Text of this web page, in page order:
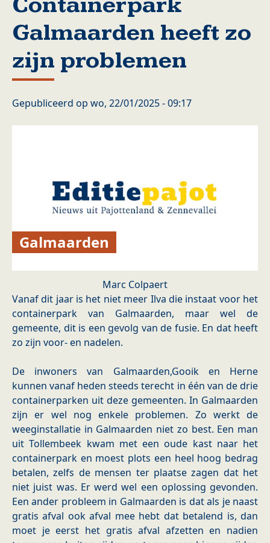
Galmaarden heeft zo
zijn problemen
Gepubliceerd op wo, 22/01/2025 - 09:17
Galmaarden
Marc Colpaert
Vanaf dit jaar is het niet meer Ilva die instaat voor het
containerpark van Galmaarden, maar wel de
gemeente, dit is een gevolg van de fusie. En dat heeft
zo zijn voor- en nadelen.
De inwoners van Galmaarden,Gooik en Herne
kunnen vanaf heden steeds terecht in één van de drie
containerparken uit deze gemeenten. In Galmaarden
zijn er wel nog enkele problemen. Zo werkt de
weeginstallatie in Galmaarden niet zo best. Een man
uit Tollembeek kwam met een oude kast naar het
containerpark en moest plots een heel hoog bedrag
betalen, zelfs de mensen ter plaatse zagen dat het
niet juist was. Er werd wel een oplossing gevonden.
Een ander probleem in Galmaarden is dat als je naast
gratis afval ook afval mee hebt dat betalend is, dan
moet je eerst het gratis afval afzetten en nadien